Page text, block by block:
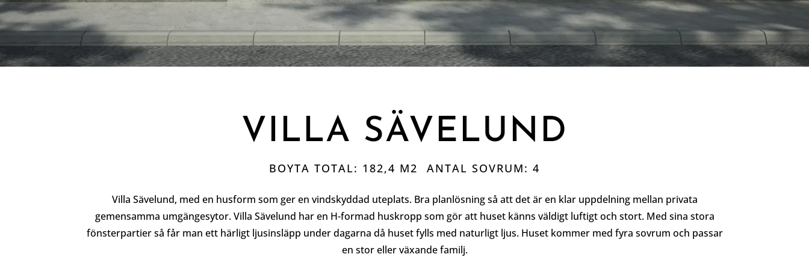
VILLA SÄVELUND
BOYTA TOTAL: 182,4 M2 ANTAL SOVRUM: 4
Villa Sävelund, med en husform som ger en vindskyddad uteplats. Bra planlösning så att det är en klar uppdelning mellan privata
gemensamma umgängesytor. Villa Sävelund har en H-formad huskropp som gör att huset känns väldigt luftigt och stort. Med sina stora
fönsterpartier så får man ett härligt ljusinsläpp under dagarna då huset fylls med naturligt ljus. Huset kommer med fyra sovrum och passar
en stor eller växande familj.